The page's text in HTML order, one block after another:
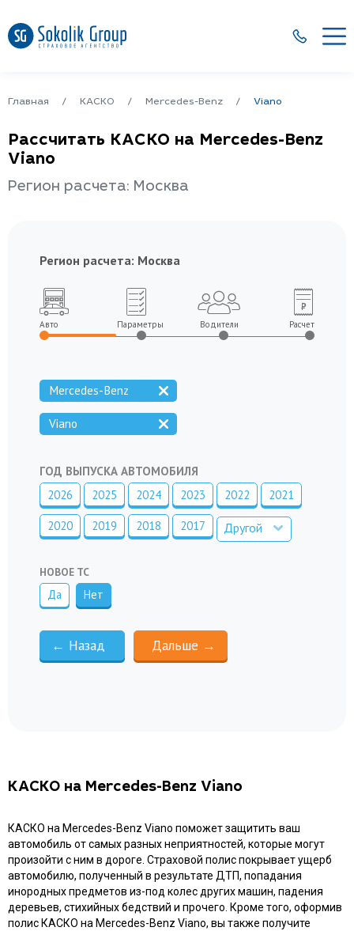
Главная КАСКО Mercedes-Benz Viano
Рассчитать КАСКО на Mercedes-Benz
Viano
Регион расчета: Москва
Регион расчета: Москва
Авто Параметры Водители Расчет
Mercedes-Benz
Viano
ГОД ВЫПУСКА АВТОМОБИЛЯ
2026
2025 2024 2023 2022 2021
2020 2019 2018 2017 Другой
НОВОЕ ТС
Да Нет
КАСКО на Mercedes-Benz Viano
КАСКО на Mercedes-Benz Viano поможет защитить ваш
автомобиль от самых разных неприятностей, которые могут
произойти с ним в дороге. Страховой полис покрывает ущерб
автомобилю, полученный в результате ДТП, попадания
инородных предметов из-под колес других машин, падения
деревьев, стихийных бедствий и прочего. Кроме того, оформив
полис КАСКО на Mercedes-Benz Viano, вы также получите